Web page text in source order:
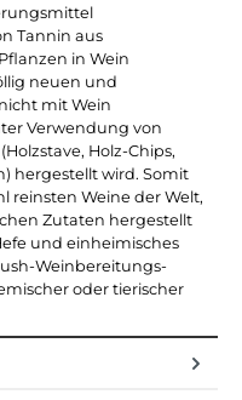
Tannin aus
in Wein
neuen und
mit Wein
Verwendung von
Holz-Chips,
hergestellt wird. Somit
reinsten Weine der Welt,
Zutaten hergestellt
und einheimisches
Weinbereitungs-
oder tierischer